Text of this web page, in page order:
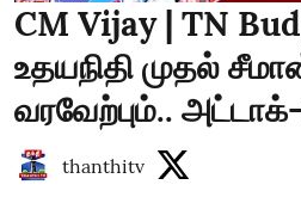
CM Vijay | TN
உதயநிதி முதல்
வரவேற்பும்..
thanthitv